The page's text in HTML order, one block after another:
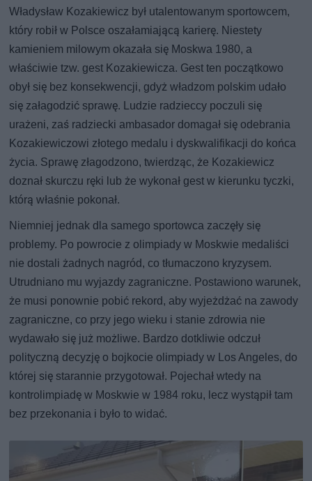
Władysław Kozakiewicz był utalentowanym sportowcem,
który robił w Polsce oszałamiającą karierę. Niestety
kamieniem milowym okazała się Moskwa 1980, a
właściwie tzw. gest Kozakiewicza. Gest ten początkowo
obył się bez konsekwencji, gdyż władzom polskim udało
się załagodzić sprawę. Ludzie radzieccy poczuli się
urażeni, zaś radziecki ambasador domagał się odebrania
Kozakiewiczowi złotego medalu i dyskwalifikacji do końca
życia. Sprawę złagodzono, twierdząc, że Kozakiewicz
doznał skurczu ręki lub że wykonał gest w kierunku tyczki,
którą właśnie pokonał.
Niemniej jednak dla samego sportowca zaczęły się
problemy. Po powrocie z olimpiady w Moskwie medaliści
nie dostali żadnych nagród, co tłumaczono kryzysem.
Utrudniano mu wyjazdy zagraniczne. Postawiono warunek,
że musi ponownie pobić rekord, aby wyjeżdżać na zawody
zagraniczne, co przy jego wieku i stanie zdrowia nie
wydawało się już możliwe. Bardzo dotkliwie odczuł
polityczną decyzję o bojkocie olimpiady w Los Angeles, do
której się starannie przygotował. Pojechał wtedy na
kontrolimpiadę w Moskwie w 1984 roku, lecz wystąpił tam
bez przekonania i było to widać.